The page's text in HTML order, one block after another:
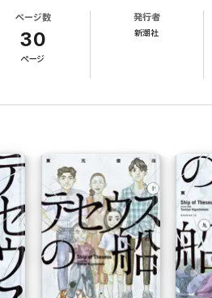
ページ数
30
ページ
発行者
新潮社